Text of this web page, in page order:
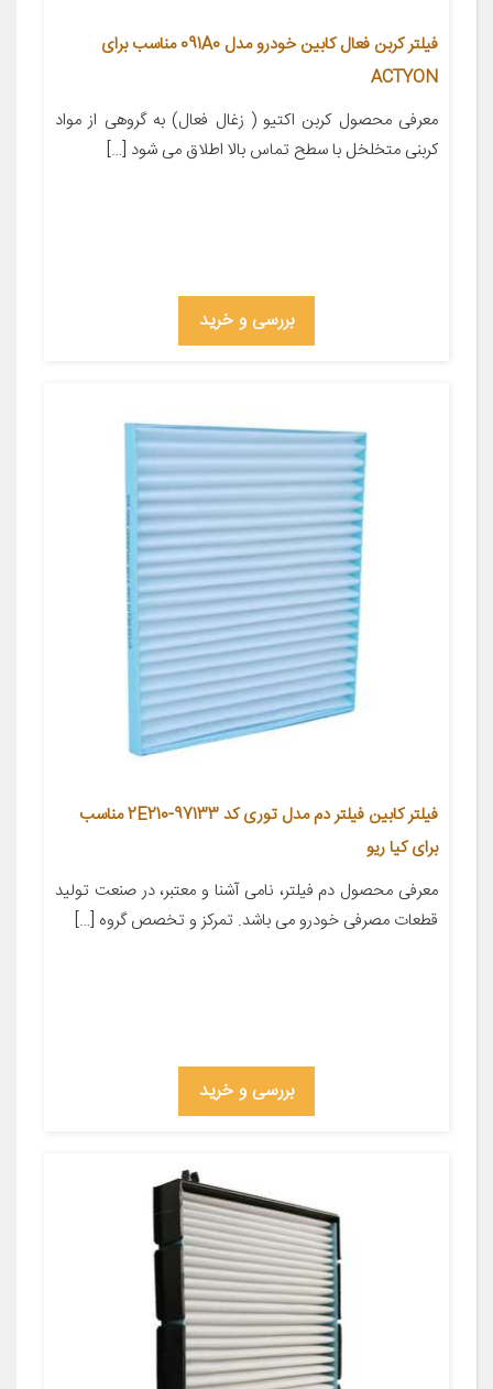
فیلتر کربن فعال کابین خودرو مدل 091A0 مناسب برای
ACTYON
معرفی محصول کربن اکتیو ( زغال فعال) به گروهی از مواد
کربنی متخلخل با سطح تماس بالا اطلاق می شود […]
بررسی و خرید
فیلتر کابین فیلتر دم مدل توری کد 97133-2E210 مناسب
برای کیا ریو
معرفی محصول دم فیلتر، نامی آشنا و معتبر، در صنعت تولید
قطعات مصرفی خودرو می باشد. تمرکز و تخصص گروه […]
بررسی و خرید